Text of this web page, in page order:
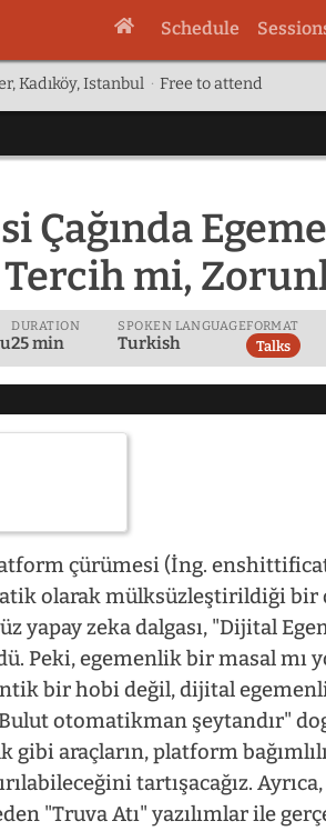
Schedule
Kadıköy, Istanbul · Free to attend
Çağında
Tercih mi,
DURATION
25 min
SPOKEN LANGUAGE
Turkish
FORMAT
Talks
çürümesi (İng.
olarak mülksüzleştirildiği bir
yapay zeka dalgası, "Dijital
Peki, egemenlik bir masal mı
bir hobi değil, dijital
otomatikman şeytandır"
gibi araçların, platform
tartışacağız.
"Truva Atı" yazılımlar ile